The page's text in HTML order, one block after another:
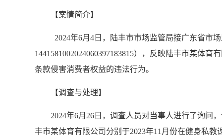
【案情简介】
2024年6月4日，陆丰市市场监管局接广东省市场
1441581002024060397183815），反映陆丰市某体
条款侵害消费者权益的违法行为。
【调查与处理】
2024年6月26日，调查人员对当事人进行了询问，
丰市某体育有限公司分别于2023年11月份在健身私